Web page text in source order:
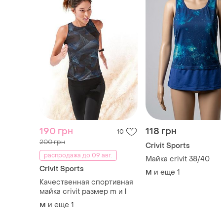
190 грн
200 грн
распродажа до 09 авг.
Crivit Sports
Качественная спортивная
майка crivit размер m и l
118 грн
Crivit Sports
Майка crivit 38/40
и еще 1
ТОП объявлений